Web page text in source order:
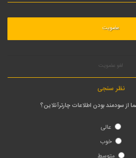
لغو عضویت
نظر سنجی
از سودمند بودن اطلاعات چارترآنلاین؟
عالی
خوب